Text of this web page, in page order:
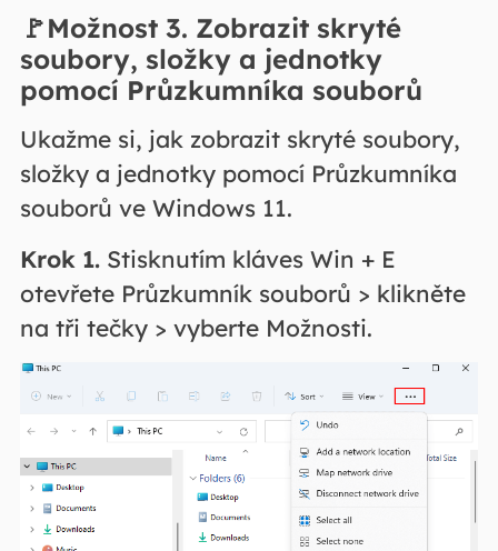
🚩Možnost 3. Zobrazit skryté
soubory, složky a jednotky
pomocí Průzkumníka souborů
Ukažme si, jak zobrazit skryté soubory,
složky a jednotky pomocí Průzkumníka
souborů ve Windows 11.
Krok 1.Stisknutím kláves Win + E
otevřete Průzkumník souborů > klikněte
na tři tečky > vyberte Možnosti.